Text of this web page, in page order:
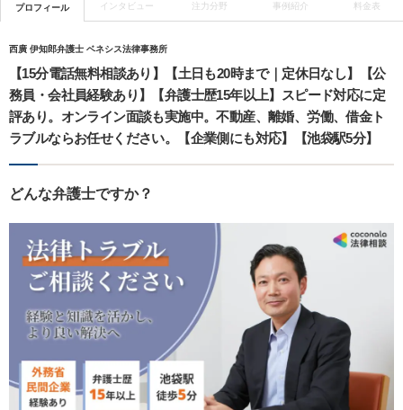
プロフィール インタビュー 注力分野 事例紹介 料金表
西廣 伊知郎弁護士 ベネシス法律事務所
【15分電話無料相談あり】【土日も20時まで｜定休日なし】【公
務員・会社員経験あり】【弁護士歴15年以上】スピード対応に定
評あり。オンライン面談も実施中。不動産、離婚、労働、借金ト
ラブルならお任せください。【企業側にも対応】【池袋駅5分】
どんな弁護士ですか？